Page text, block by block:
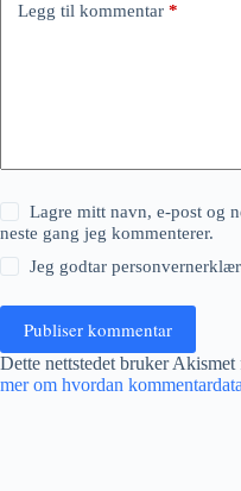
Legg til kommentar *
Lagre mitt navn, e-post og
neste gang jeg kommenterer.
Jeg godtar
Publiser kommentar
Dette nettstedet bruker Akismet
mer om hvordan